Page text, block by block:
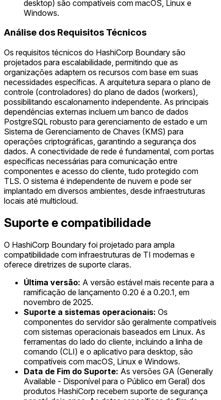
desktop) são compatíveis com macOS, Linux e
Windows.
Análise dos Requisitos Técnicos
Os requisitos técnicos do HashiCorp Boundary são
projetados para escalabilidade, permitindo que as
organizações adaptem os recursos com base em suas
necessidades específicas. A arquitetura separa o plano de
controle (controladores) do plano de dados (workers),
possibilitando escalonamento independente. As principais
dependências externas incluem um banco de dados
PostgreSQL robusto para gerenciamento de estado e um
Sistema de Gerenciamento de Chaves (KMS) para
operações criptográficas, garantindo a segurança dos
dados. A conectividade de rede é fundamental, com portas
específicas necessárias para comunicação entre
componentes e acesso do cliente, tudo protegido com
TLS. O sistema é independente de nuvem e pode ser
implantado em diversos ambientes, desde infraestruturas
locais até multicloud.
Suporte e compatibilidade
O HashiCorp Boundary foi projetado para ampla
compatibilidade com infraestruturas de TI modernas e
oferece diretrizes de suporte claras.
Última versão: A versão estável mais recente para a
ramificação de lançamento 0.20 é a 0.20.1, em
novembro de 2025.
Suporte a sistemas operacionais: Os
componentes do servidor são geralmente compatíveis
com sistemas operacionais baseados em Linux. As
ferramentas do lado do cliente, incluindo a linha de
comando (CLI) e o aplicativo para desktop, são
compatíveis com macOS, Linux e Windows.
Data de Fim do Suporte: As versões GA (Generally
Available - Disponível para o Público em Geral) dos
produtos HashiCorp recebem suporte de segurança